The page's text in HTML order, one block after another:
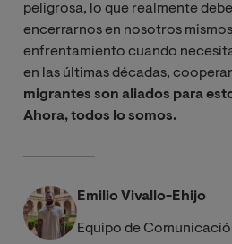
peligrosa, lo que realmente
encerrarnos en nosotros
enfrentamiento cuando
en las últimas décadas,
migrantes son aliados para
Ahora, todos lo somos.
Emilio Vivallo-Ehijo
Equipo de